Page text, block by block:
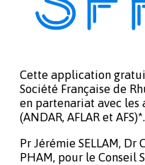
Cette application
Société Française de
en partenariat avec les
(ANDAR, AFLAR et AFS)*.
Pr Jérémie SELLAM, Dr
PHAM, pour le Conseil